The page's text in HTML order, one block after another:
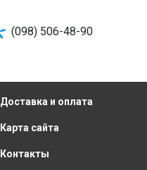
(098) 506-48-90
Доставка и оплата
Карта сайта
Контакты